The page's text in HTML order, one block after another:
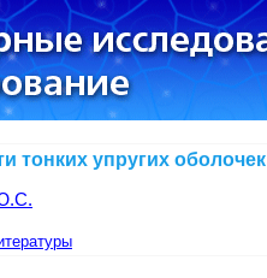
тонких упругих оболочек